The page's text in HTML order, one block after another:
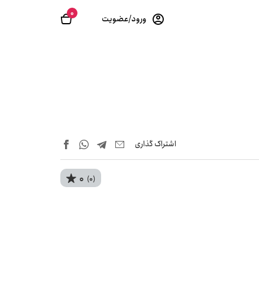
0 ورود/عضویت
اشتراک‌ گذاری
0 (0)